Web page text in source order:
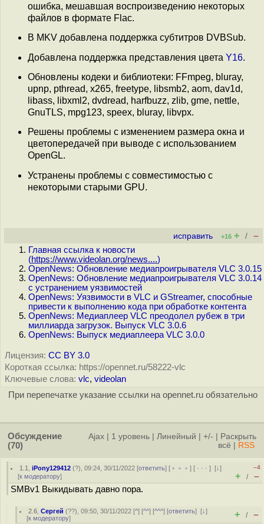
ошибка, мешавшая воспроизведению некоторых
файлов в формате Flac.
В MKV добавлена поддержка субтитров DVBSub.
Добавлена поддержка представления цвета Y16.
Обновлены кодеки и библиотеки: FFmpeg, bluray,
upnp, pthread, x265, freetype, libsmb2, aom, dav1d,
libass, libxml2, dvdread, harfbuzz, zlib, gme, nettle,
GnuTLS, mpg123, speex, bluray, libvpx.
Решены проблемы с изменением размера окна и
цветопередачей при выводе с использованием
OpenGL.
Устранены проблемы с совместимостью с
некоторыми старыми GPU.
исправить +16 + / –
Главная ссылка к новости
(https://www.videolan.org/news....)
OpenNews: Обновление медиапроигрывателя VLC 3.0.15
OpenNews: Обновление медиапроигрывателя VLC 3.0.14
с устранением уязвимостей
OpenNews: Уязвимости в VLC и GStreamer, способные
привести к выполнению кода при обработке контента
OpenNews: Медиаплеер VLC преодолел рубеж в три
миллиарда загрузок. Выпуск VLC 3.0.6
OpenNews: Выпуск медиаплеера VLC 3.0.0
Лицензия: CC BY 3.0
Короткая ссылка: https://opennet.ru/58222-vlc
Ключевые слова: vlc, videolan
При перепечатке указание ссылки на opennet.ru обязательно
Обсуждение
(70)
Ajax 1 уровень Линейный +/-
Раскрыть
всё
RSS
1.1 ,iPony129412 (?), 09:24, 30/11/2022 [ответить] [ ﹢﹢﹢] [ · · ·][↓]
[к модератору]
–4
+ / –
SMBv1 Выкидывать давно пора.
2.6 ,Сергей (??), 09:50, 30/11/2022 [^] [^^] [^^^] [ответить][↓]
[к модератору] + / –